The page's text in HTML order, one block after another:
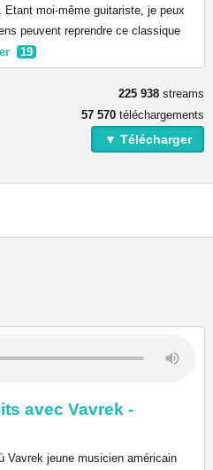
moi-même guitariste, je peux
peuvent reprendre ce classique
19
225 938 streams
57 570 téléchargements
▼ Télécharger
avec Vavrek -
Vavrek jeune musicien américain